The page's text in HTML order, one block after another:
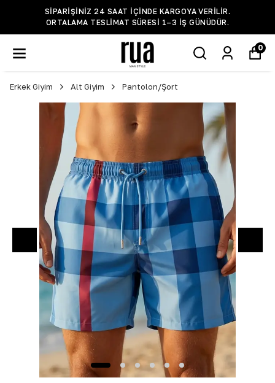
SIPARIŞINIZ 24 SAAT IÇINDE KARGOYA VERILIR.
ORTALAMA TESLIMAT SÜRESI 1–3 IŞ GÜNÜDÜR.
0
Erkek Giyim Alt Giyim Pantolon/Şort